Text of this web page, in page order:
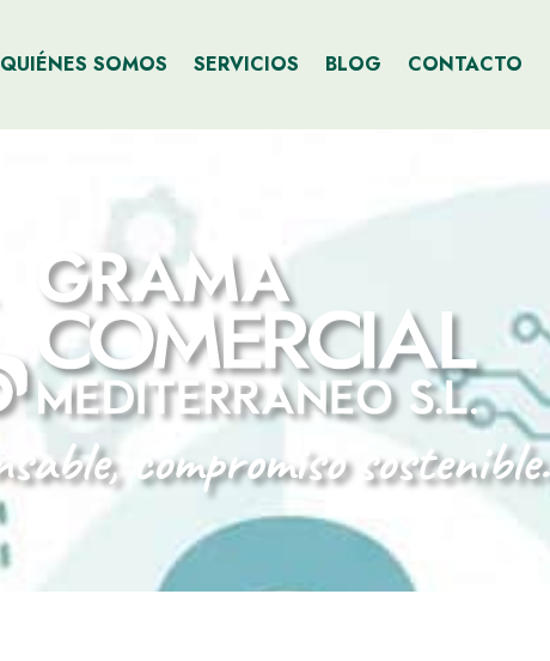
QUIÉNES SOMOS SERVICIOS BLOG CONTACTO